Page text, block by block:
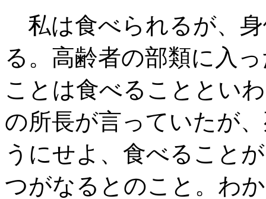
私は食べられるが、
る。高齢者の部類に入
ことは食べることとい
の所長が言っていたが
うにせよ、食べること
つがなるとのこと。わ